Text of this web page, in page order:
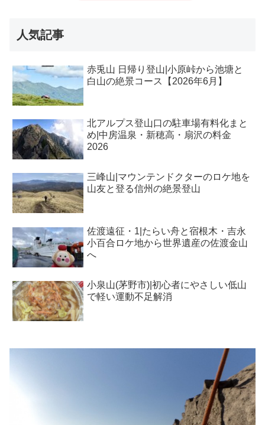
人気記事
赤兎山 日帰り登山|小原峠から池塘と
白山の絶景コース【2026年6月】
北アルプス登山口の駐車場有料化まと
め|中房温泉・新穂高・扇沢の料金
2026
三峰山|マウンテンドクターのロケ地を
山友と登る信州の絶景登山
佐渡遠征・1|たらい舟と宿根木・吉永
小百合ロケ地から世界遺産の佐渡金山
へ
小泉山(茅野市)|初心者にやさしい低山
で軽い運動不足解消